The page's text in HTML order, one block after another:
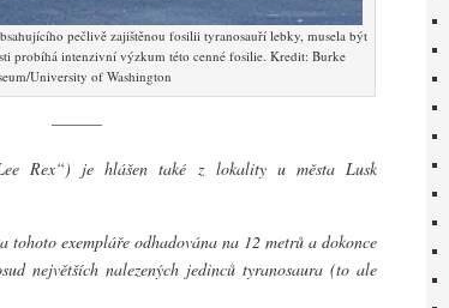
pečlivě zajištěnou fosilii tyranosauří lebky, musela být
probíhá intenzivní výzkum této cenné fosilie. Kredit: Burke
University of Washington
———
Rex“) je hlášen také z lokality u města Lusk
exempláře odhadována na 12 metrů a dokonce
největších nalezených jedinců tyranosaura (to ale